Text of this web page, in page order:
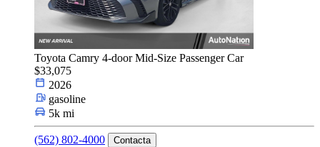
Toyota Camry 4-door Mid-Size Passenger Car
$33,075
2026
gasoline
5k mi
(562) 802-4000 Contacta